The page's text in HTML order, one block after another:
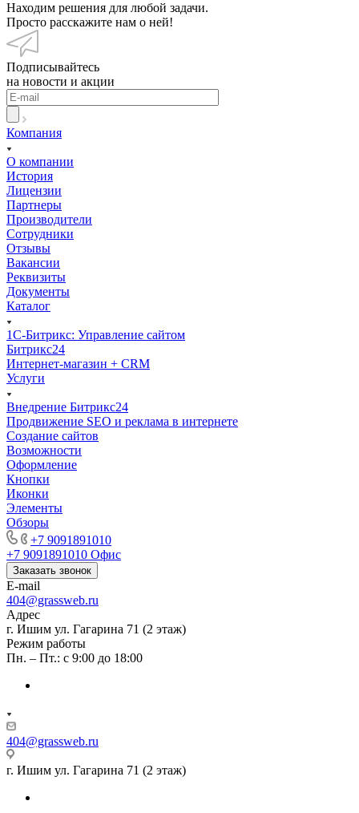
Находим решения для любой задачи.
Просто расскажите нам о ней!
Подписывайтесь
на новости и акции
Компания
О компании
История
Лицензии
Партнеры
Производители
Сотрудники
Отзывы
Вакансии
Реквизиты
Документы
Каталог
1С-Битрикс: Управление сайтом
Битрикс24
Интернет-магазин + CRM
Услуги
Внедрение Битрикс24
Продвижение SEO и реклама в интернете
Создание сайтов
Возможности
Оформление
Кнопки
Иконки
Элементы
Обзоры
+7 9091891010
+7 9091891010 Офис
Заказать звонок
E-mail
404@grassweb.ru
Адрес
г. Ишим ул. Гагарина 71 (2 этаж)
Режим работы
Пн. – Пт.: с 9:00 до 18:00
404@grassweb.ru
г. Ишим ул. Гагарина 71 (2 этаж)